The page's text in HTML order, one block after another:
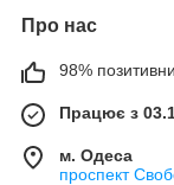
Про нас
98%
Працює з
м. Одеса
проспект